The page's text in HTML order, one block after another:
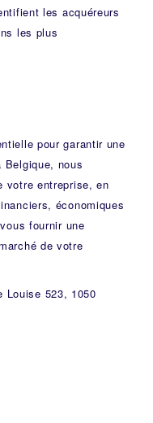
les acquéreurs
les plus
pour garantir une
nous
votre entreprise, en
économiques
fournir une
de votre
Louise 523, 1050